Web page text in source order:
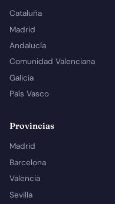
Cataluña
Madrid
Andalucía
Comunidad Valenciana
Galicia
País Vasco
Provincias
Madrid
Barcelona
Valencia
Sevilla